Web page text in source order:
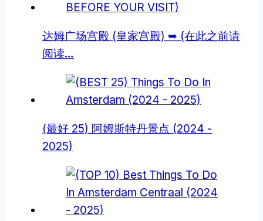
达姆广场宫殿 (皇家宫殿) ➥ (在此之前请
阅读…
(最好 25) 阿姆斯特丹景点 (2024 -
2025)